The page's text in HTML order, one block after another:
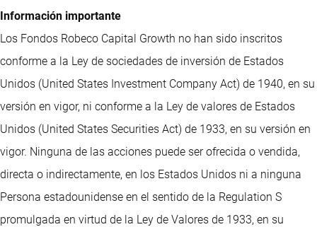
Información importante
Los Fondos Robeco Capital Growth no han sido inscritos
conforme a la Ley de sociedades de inversión de Estados
Unidos (United States Investment Company Act) de 1940, en su
versión en vigor, ni conforme a la Ley de valores de Estados
Unidos (United States Securities Act) de 1933, en su versión en
vigor. Ninguna de las acciones puede ser ofrecida o vendida,
directa o indirectamente, en los Estados Unidos ni a ninguna
Persona estadounidense en el sentido de la Regulation S
promulgada en virtud de la Ley de Valores de 1933, en su